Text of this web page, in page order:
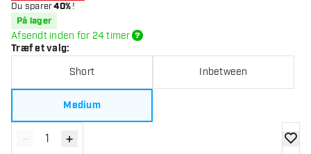
Du sparer40%!
På lager
Afsendt inden for 24 timer
Træf et valg:
Short Inbetween
Medium
Reducér antal
- Øg antal
+